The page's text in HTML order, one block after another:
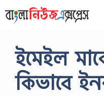
to
ইমেইল
কিভাবে